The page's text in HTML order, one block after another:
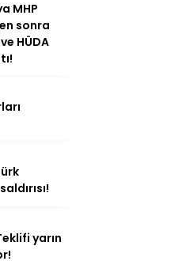
MHP
sonra
HÜDA
yarın